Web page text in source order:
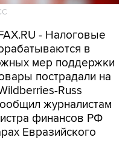
- Налоговые
в
мер поддержки
пострадали на
Russ
журналистам
финансов РФ
Евразийского